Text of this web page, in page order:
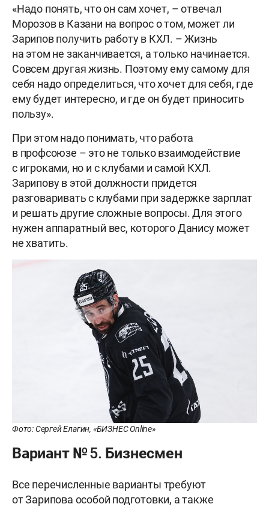
«Надо понять, что он сам хочет, – отвечал
Морозов в Казани на вопрос о том, может ли
Зарипов получить работу в КХЛ. – Жизнь
на этом не заканчивается, а только начинается.
Совсем другая жизнь. Поэтому ему самому для
себя надо определиться, что хочет для себя, где
ему будет интересно, и где он будет приносить
пользу».
При этом надо понимать, что работа
в профсоюзе – это не только взаимодействие
с игроками, но и с клубами и самой КХЛ.
Зарипову в этой должности придется
разговаривать с клубами при задержке зарплат
и решать другие сложные вопросы. Для этого
нужен аппаратный вес, которого Данису может
не хватить.
Фото: Сергей Елагин, «БИЗНЕС Online»
Вариант № 5. Бизнесмен
Все перечисленные варианты требуют
от Зарипова особой подготовки, а также